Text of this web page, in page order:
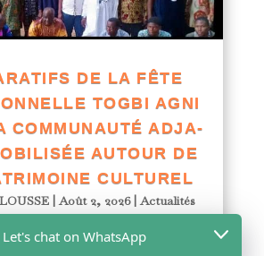
DE LA FÊTE
TOGBI AGNI
COMMUNAUTÉ ADJA-
AUTOUR DE
CULTUREL
|Août 2, 2026|Actualités
DE LA FÊTE
TOGBI AGNI 2026
Let's chat on WhatsApp